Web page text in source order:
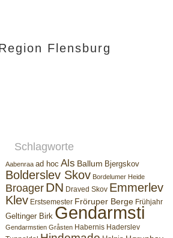
Flensburg
Schlagworte
Aabenraa ad hoc Als Ballum Bjergskov
Bolderslev Skov Bordelumer Heide
Broager DN Draved Skov Emmerlev
Klev Erstsemester Fröruper Berge Frühjahr
Geltinger Birk Gendarmsti
Gendarmstien Gråsten Habernis Haderslev